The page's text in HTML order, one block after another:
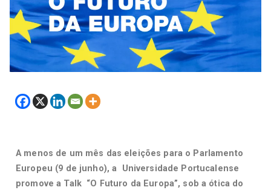
A menos de um mês das eleições para o Parlamento
Europeu (9 de junho), a Universidade Portucalense
promove a Talk “O Futuro da Europa”, sob a ótica do